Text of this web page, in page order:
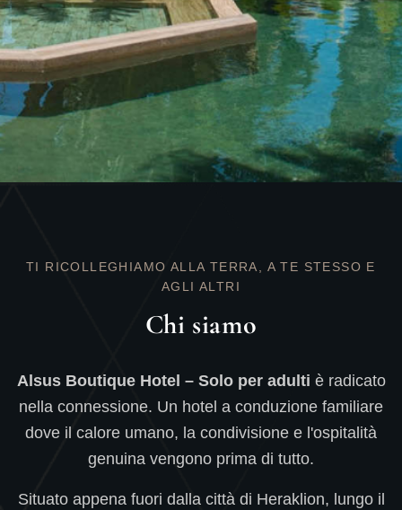
TI RICOLLEGHIAMO ALLA TERRA, A TE STESSO E
AGLI ALTRI
Chi siamo
Alsus Boutique Hotel – Solo per adulti è radicato
nella connessione. Un hotel a conduzione familiare
dove il calore umano, la condivisione e l'ospitalità
genuina vengono prima di tutto.
Situato appena fuori dalla città di Heraklion, lungo il